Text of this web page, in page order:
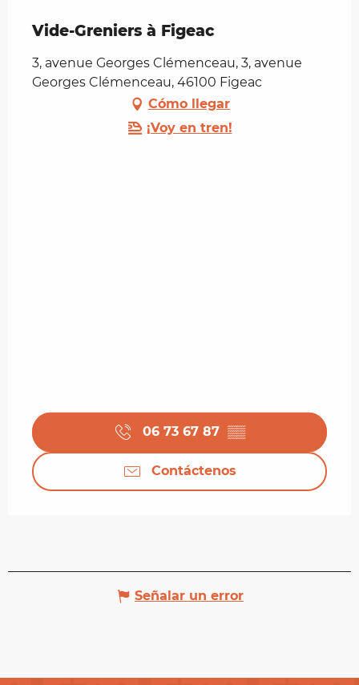
Vide-Greniers à Figeac
3, avenue Georges Clémenceau, 3, avenue
Georges Clémenceau, 46100 Figeac
Cómo llegar
¡Voy en tren!
06 73 67 87 ▒▒
Contáctenos
Señalar un error